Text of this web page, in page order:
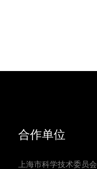
合作单位
上海市科学技术委员会